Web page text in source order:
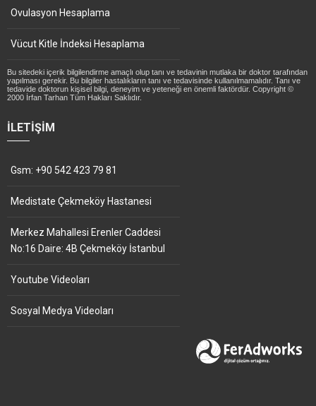
Ovulasyon Hesaplama
Vücut Kitle İndeksi Hesaplama
Bu sitedeki içerik bilgilendirme amaçlı olup tanı ve tedavinin mutlaka bir doktor tarafından
yapılması gerekir. Bu bilgiler hastalıkların tanı ve tedavisinde kullanılmamalıdır. Tanı ve
tedavide doktorun kişisel bilgi, deneyim ve yeteneği en önemli faktördür. Copyright ©
2000 İrfan Tarhan Tüm Hakları Saklıdır.
İLETIŞIM
Gsm: +90 542 423 79 81
Medistate Çekmeköy Hastanesi
Merkez Mahallesi Erenler Caddesi
No:16 Daire: 4B Çekmeköy İstanbul
Youtube Videoları
Sosyal Medya Videoları